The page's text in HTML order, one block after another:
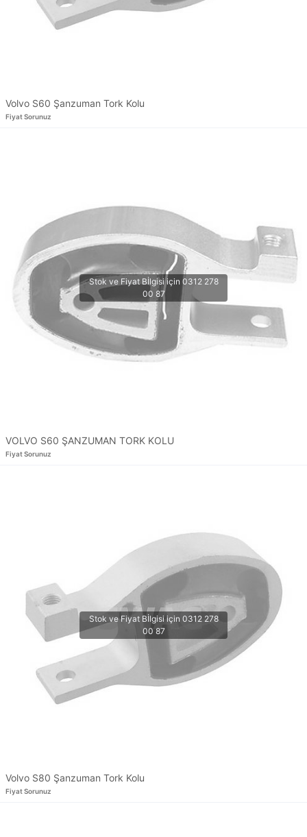
Volvo S60 Şanzuman Tork Kolu
Fiyat Sorunuz
VOLVO S60 ŞANZUMAN TORK KOLU
Fiyat Sorunuz
Volvo S80 Şanzuman Tork Kolu
Fiyat Sorunuz